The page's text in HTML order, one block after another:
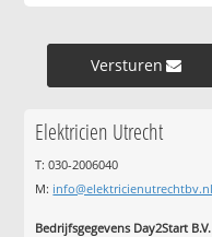
Versturen »
Elektricien Utrecht
T: 030-2006040
M: info@elektricienutrechtbv.nl
Bedrijfsgegevens Day2Start B.V.